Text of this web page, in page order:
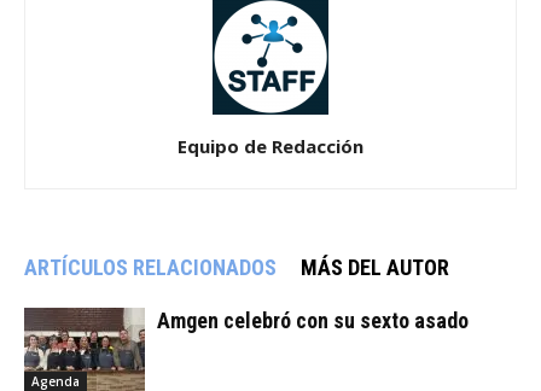
Equipo de Redacción
ARTÍCULOS RELACIONADOS MÁS DEL AUTOR
Agenda
Amgen celebró con su sexto asado